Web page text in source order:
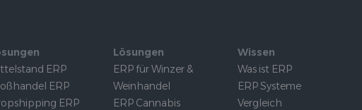
ERP
ERP
ERP
Lösungen
ERP für Winzer &
Weinhandel
ERP Cannabis
Wissen
Was ist ERP
ERP Systeme
Vergleich